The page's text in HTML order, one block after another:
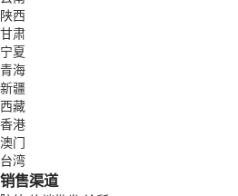
陕西
甘肃
宁夏
青海
新疆
西藏
香港
澳门
台湾
销售渠道